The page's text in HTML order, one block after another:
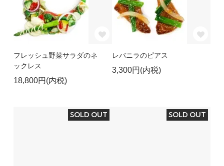
フレッシュ野菜サラダのネ
ックレス
18,800円(内税)
レバニラのピアス
3,300円(内税)
SOLD OUT SOLD OUT